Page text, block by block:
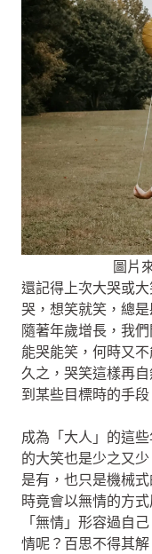
圖片
還記得上次大哭或
哭，想笑就笑，總
隨著年歲增長，我
能哭能笑，何時又
久之，哭笑這樣再
到某些目標時的手
成為「大人」的這
的大笑也是少之又
是有，也只是機械
時竟會以無情的方
「無情」形容過自
情呢？百思不得其